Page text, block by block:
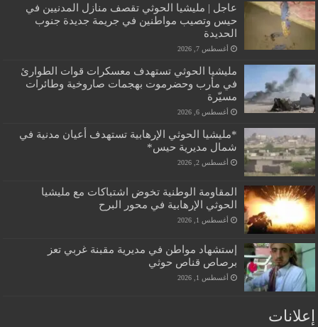
عاجل | مليشيا الحوثي تقصف منازل المدنيين في
حيس وتصيب مواطنين في جريمة جديدة جنوب
الحديدة
أغسطس 7, 2026
مليشيا الحوثي تستهدف معسكرات قوات الطوارئ
في مأرب وحضرموت بهجمات صاروخية وطائرات
مسيّرة
أغسطس 6, 2026
*مليشيا الحوثي الإرهابية تستهدف أعيان مدنية في
شمال مديرية حيس*
أغسطس 2, 2026
المقاومة الوطنية تخوض اشتباكات مع مليشيا
الحوثي الإرهابية في محور البرح
أغسطس 1, 2026
إستشهاد مواطن في مديرية مقبنة غربي تعز
برصاص قناص حوثي
أغسطس 1, 2026
إعلانات